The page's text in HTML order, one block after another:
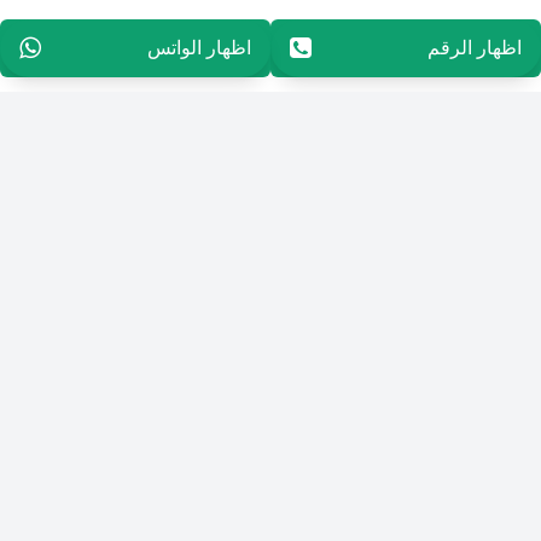
اظهار الرقم96565594848 اظهار الواتس96565594848